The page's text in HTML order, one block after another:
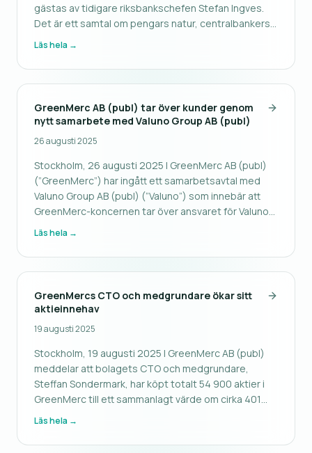
gästas av tidigare riksbankschefen Stefan Ingves.
Det är ett samtal om pengars natur, centralbankers
roll och bitcoins plats i det monetära systemet. I
konvention som bygger på k
Läs hela →
GreenMerc AB (publ) tar över kunder genom
nytt samarbete med Valuno Group AB (publ)
26 augusti 2025
Stockholm, 26 augusti 2025 | GreenMerc AB (publ)
(”GreenMerc”) har ingått ett samarbetsavtal med
Valuno Group AB (publ) (”Valuno”) som innebär att
GreenMerc-koncernen tar över ansvaret för Valunos
mobilapp under varumärket Quickbit. Genom
tillgång till kryptotjänster vi
Läs hela →
GreenMercs CTO och medgrundare ökar sitt
aktieinnehav
19 augusti 2025
Stockholm, 19 augusti 2025 | GreenMerc AB (publ)
meddelar att bolagets CTO och medgrundare,
Steffan Sondermark, har köpt totalt 54 900 aktier i
GreenMerc till ett sammanlagt värde om cirka 401
108 kronor. Aktierna köptes på marknaden den 18
kronor per aktie.
Läs hela →